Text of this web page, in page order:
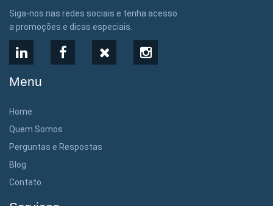
Siga-nos nas redes sociais e tenha acesso
a promoções e dicas especiais.
LinkedInFacebook Instagram
Menu
Home
Quem Somos
Perguntas e Respostas
Blog
Contato